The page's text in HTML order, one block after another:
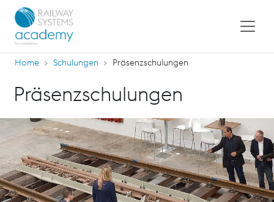
Home Schulungen Präsenzschulungen
Präsenzschulungen